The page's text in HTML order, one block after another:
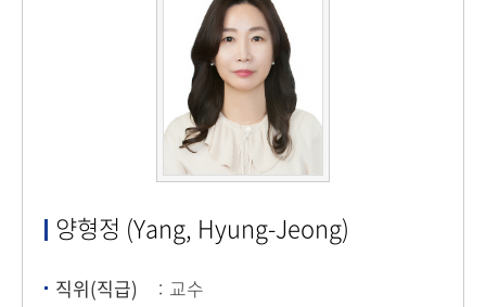
양형정 (Yang, Hyung-Jeong)
직위(직급) 교수